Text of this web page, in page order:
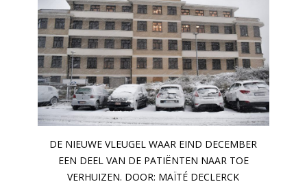
DE NIEUWE VLEUGEL WAAR EIND DECEMBER
EEN DEEL VAN DE PATIËNTEN NAAR TOE
VERHUIZEN. DOOR: MAÏTÉ DECLERCK